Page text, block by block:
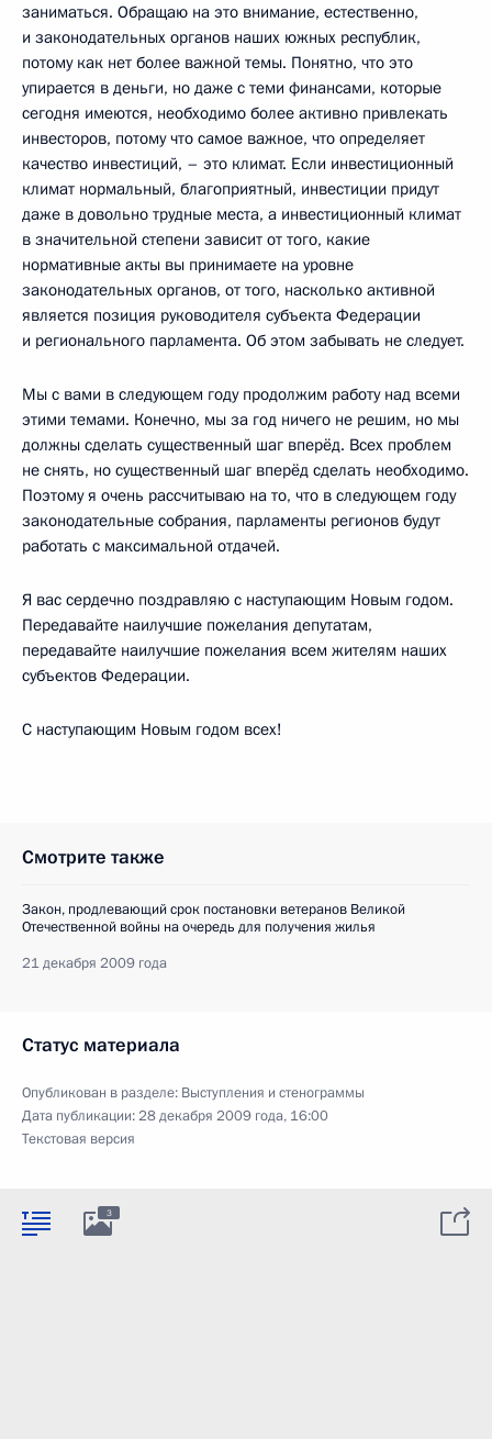
заниматься. Обращаю на это внимание, естественно,
и законодательных органов наших южных республик,
потому как нет более важной темы. Понятно, что это
упирается в деньги, но даже с теми финансами, которые
сегодня имеются, необходимо более активно привлекать
инвесторов, потому что самое важное, что определяет
качество инвестиций, – это климат. Если инвестиционный
климат нормальный, благоприятный, инвестиции придут
даже в довольно трудные места, а инвестиционный климат
в значительной степени зависит от того, какие
нормативные акты вы принимаете на уровне
законодательных органов, от того, насколько активной
является позиция руководителя субъекта Федерации
и регионального парламента. Об этом забывать не следует.
Мы с вами в следующем году продолжим работу над всеми
этими темами. Конечно, мы за год ничего не решим, но мы
должны сделать существенный шаг вперёд. Всех проблем
не снять, но существенный шаг вперёд сделать необходимо.
Поэтому я очень рассчитываю на то, что в следующем году
законодательные собрания, парламенты регионов будут
работать с максимальной отдачей.
Я вас сердечно поздравляю с наступающим Новым годом.
Передавайте наилучшие пожелания депутатам,
передавайте наилучшие пожелания всем жителям наших
субъектов Федерации.
С наступающим Новым годом всех!
Смотрите также
Закон, продлевающий срок постановки ветеранов Великой
Отечественной войны на очередь для получения жилья
21 декабря 2009 года
Статус материала
Опубликован в разделе: Выступления и стенограммы
Дата публикации:28 декабря 2009 года, 16:00
Текстовая версия
3